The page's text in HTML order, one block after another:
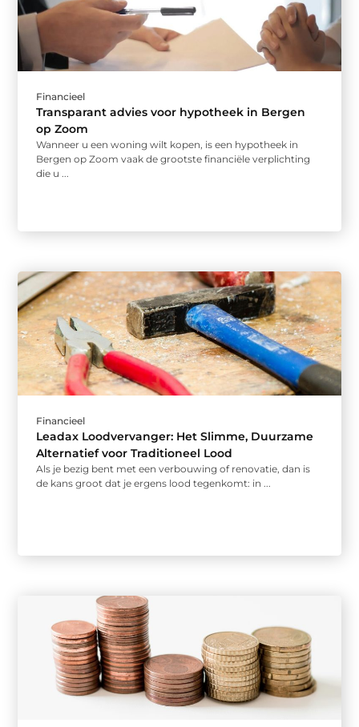
Financieel
Transparant advies voor hypotheek in Bergen
op Zoom
Wanneer u een woning wilt kopen, is een hypotheek in
Bergen op Zoom vaak de grootste financiële verplichting
die u ...
Financieel
Leadax Loodvervanger: Het Slimme, Duurzame
Alternatief voor Traditioneel Lood
Als je bezig bent met een verbouwing of renovatie, dan is
de kans groot dat je ergens lood tegenkomt: in ...